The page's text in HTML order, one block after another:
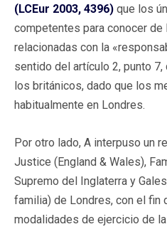
(LCEur 2003, 4396) que los
competentes para conocer
relacionadas con la
sentido del artículo 2, punto 7,
los británicos, dado que los
habitualmente en Londres.
Por otro lado, A interpuso un
Justice (England & Wales),
Supremo del Inglaterra y
familia) de Londres, con el fin
modalidades de ejercicio de